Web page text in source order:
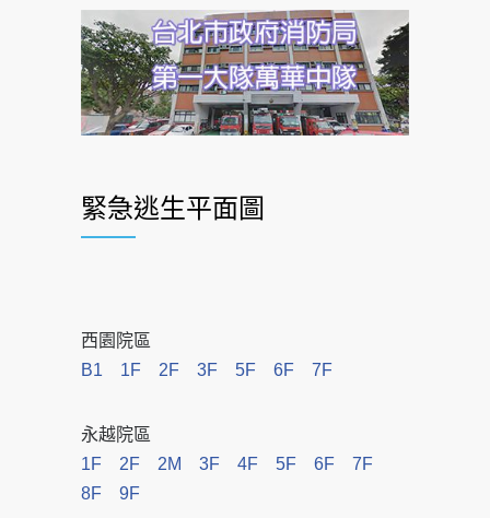
緊急逃生平面圖
西園院區
B1
1F 2F 3F 5F 6F 7F
永越院區
1F
2F 2M 3F 4F 5F 6F
7F
8F
9F